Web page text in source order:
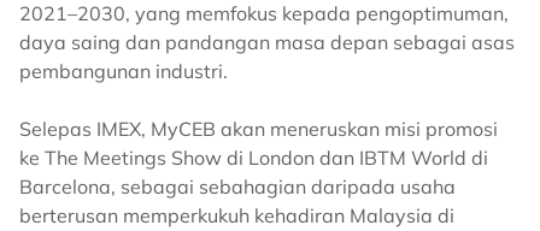
2021–2030, yang memfokus kepada pengoptimuman,
daya saing dan pandangan masa depan sebagai asas
pembangunan industri.
Selepas IMEX, MyCEB akan meneruskan misi promosi
ke The Meetings Show di London dan IBTM World di
Barcelona, sebagai sebahagian daripada usaha
berterusan memperkukuh kehadiran Malaysia di